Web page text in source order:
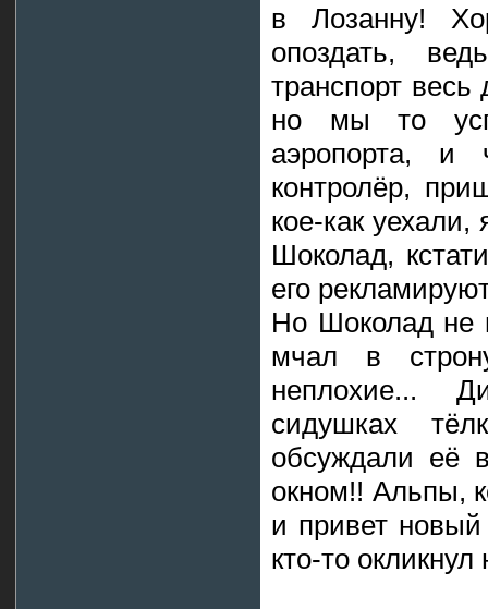
в Лозанну!
опоздать,
транспорт весь
но мы то
аэропорта, и
контролёр,
кое-как уехали,
Шоколад,
его
Но Шоколад не
мчал в
неплохие...
сидушках
обсуждали её
окном!! Альпы,
и привет
кто-то